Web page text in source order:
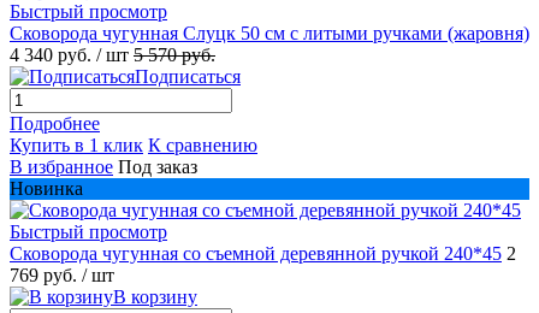
Быстрый просмотр
Сковорода чугунная Слуцк 50 см с литыми ручками (жаровня)
4 340 руб. / шт 5 570 руб.
Подписаться
Подробнее
Купить в 1 клик К сравнению
В избранное Под заказ
Новинка
Быстрый просмотр
Сковорода чугунная со съемной деревянной ручкой 240*45 2
769 руб. / шт
В корзину